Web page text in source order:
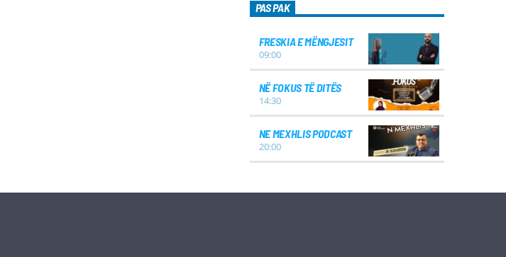
PAS PAK
FRESKIA E MËNGJESIT
09:00
NË FOKUS TË DITËS
14:30
NE MEXHLIS PODCAST
20:00